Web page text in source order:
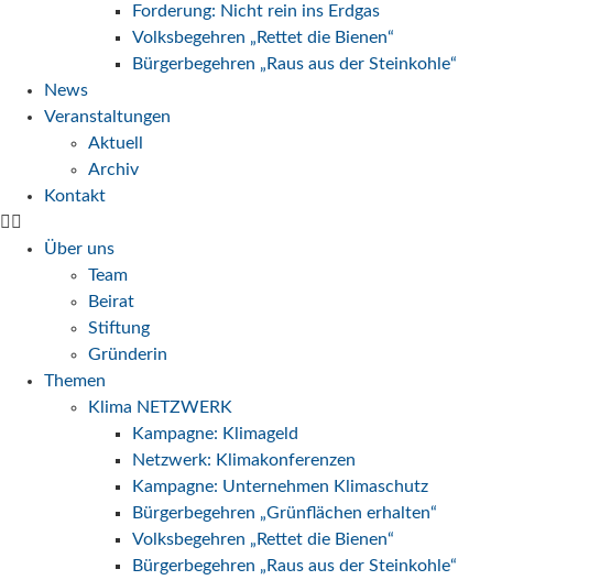
Forderung: Nicht rein ins Erdgas
Volksbegehren „Rettet die Bienen“
Bürgerbegehren „Raus aus der Steinkohle“
News
Veranstaltungen
Aktuell
Archiv
Kontakt
Über uns
Team
Beirat
Stiftung
Gründerin
Themen
Klima NETZWERK
Kampagne: Klimageld
Netzwerk: Klimakonferenzen
Kampagne: Unternehmen Klimaschutz
Bürgerbegehren „Grünflächen erhalten“
Volksbegehren „Rettet die Bienen“
Bürgerbegehren „Raus aus der Steinkohle“